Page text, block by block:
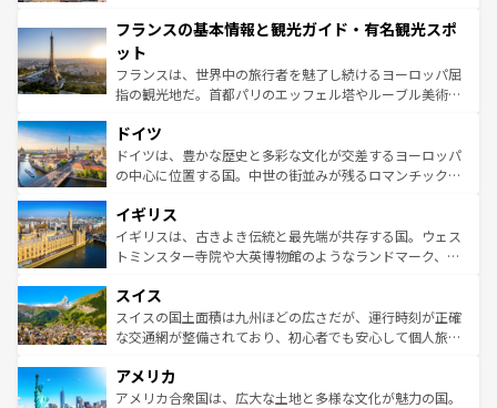
ませてくれるイタリアで、忘れられない旅をしてみよう！
なお、新着のイタリア情報は
しい。
文化が根付くこの国では、情熱的なフラメンコ、熱気あふ
れる闘牛、そして美味しいタパスが生活の一部となってい
る。首都マドリードの洗練された雰囲気や、バルセロナの
アートに溢れた街角から、地方では古代ローマ遺跡や中世
せる。地方によって風土や気候が異なるスペインはその個
性で訪れる人を魅了する。 なお、新着のスペイン情報は コ
ンテンツ一覧を参照してほしい。
フランスの基本情報と観光ガイド・有名観光スポ
ット
フランスは、世界中の旅行者を魅了し続けるヨーロッパ屈
指の観光地だ。首都パリのエッフェル塔やルーブル美術館
で、幅広い魅力が詰まっている。華麗な宮殿、歴史的な大
聖堂、美しいビーチ、そして豊かな自然が、訪れる者を心
から魅了する。また、フランスは美食の国としても知ら
いる。シャンパンの発祥地であるランス、プロヴァンスの
香り高いラベンダー畑など、多彩な楽しみ方が可能だ。さ
らに、パリ以外の地域にも魅力が溢れており、どの街角に
れる地方に足を運ぶとそれぞれで全く異なる文化を体験で
きるだろう。 なお、新着のフランス情報はコンテンツ一覧
を参照してほしい。
ドイツ
ドイツは、豊かな歴史と多彩な文化が交差するヨーロッパ
の中心に位置する国。中世の街並みが残るロマンチック街
顔を持つこの国は、どこを歩いても飽きることがない。ベ
ルリンの文化的活気、バイエルン州のアルプスの絶景、そ
してライン川沿いのワイン畑といった風景は必見。ビール
は、お酒好きな人にはぜひ体験してほしい。 なお、新着の
ドイツ情報はコンテンツ一覧を参照してほしい。
イギリス
イギリスは、古きよき伝統と最先端が共存する国。ウェス
トミンスター寺院や大英博物館のようなランドマーク、歴
リアごとに異なる魅力がある。また、優雅なアフタヌーン
ティー、ビール好きにはたまらない英国パブ、サッカー観
戦など、本場だからこそできる体験も豊富。イギリスを旅
ンツ一覧を参照してほしい。
スイス
スイスの国土面積は九州ほどの広さだが、運行時刻が正確
な交通網が整備されており、初心者でも安心して個人旅行
の建物がそのまま残る町や、スイスならではのユニークな
博物館もあり、アルプス観光だけでなく町歩きも満喫する
アメリカ
アメリカ合衆国は、広大な土地と多様な文化が魅力の国。